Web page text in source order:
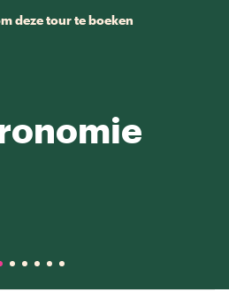
deze tour te boeken